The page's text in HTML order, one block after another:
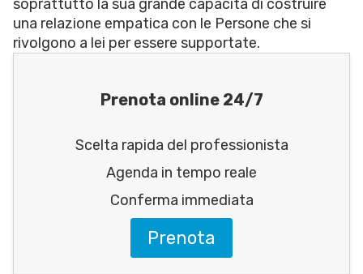
soprattutto la sua grande capacità di costruire
una relazione empatica con le Persone che si
rivolgono a lei per essere supportate.
Prenota online 24/7
Scelta rapida del professionista
Agenda in tempo reale
Conferma immediata
Prenota